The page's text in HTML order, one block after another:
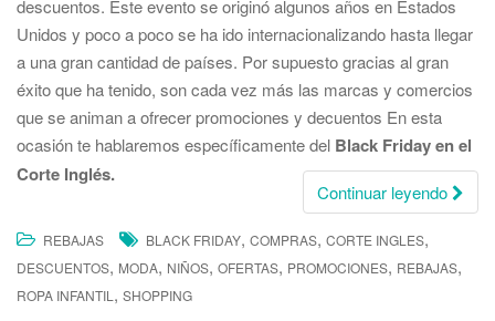
descuentos. Este evento se originó algunos años en Estados
Unidos y poco a poco se ha ido internacionalizando hasta llegar
a una gran cantidad de países. Por supuesto gracias al gran
éxito que ha tenido, son cada vez más las marcas y comercios
que se animan a ofrecer promociones y decuentos En esta
ocasión te hablaremos específicamente del Black Friday en el
Corte Inglés.
Continuar leyendo
REBAJAS BLACK FRIDAY, COMPRAS, CORTE INGLES,
DESCUENTOS, MODA, NIÑOS, OFERTAS, PROMOCIONES, REBAJAS,
ROPA INFANTIL , SHOPPING